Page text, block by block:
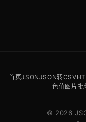
首页JSONJSON转CSV
色值 图片批
© 2026